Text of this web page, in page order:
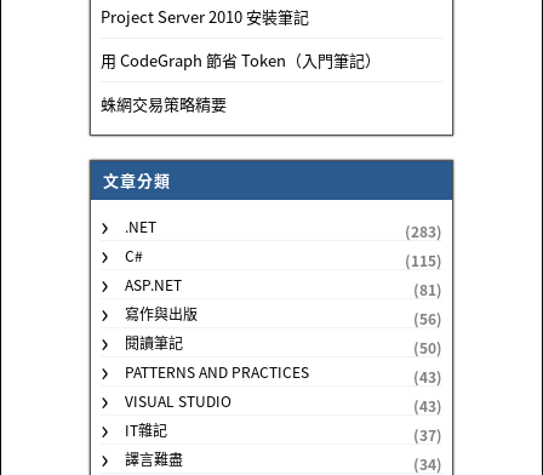
Project Server 2010 安裝筆記
用 CodeGraph 節省 Token（入門筆記）
蛛網交易策略精要
文章分類
.NET
(283)
C#
(115)
ASP.NET
(81)
寫作與出版
(56)
閱讀筆記
(50)
PATTERNS AND PRACTICES
(43)
VISUAL STUDIO
(43)
IT雜記
(37)
譯言難盡
(34)